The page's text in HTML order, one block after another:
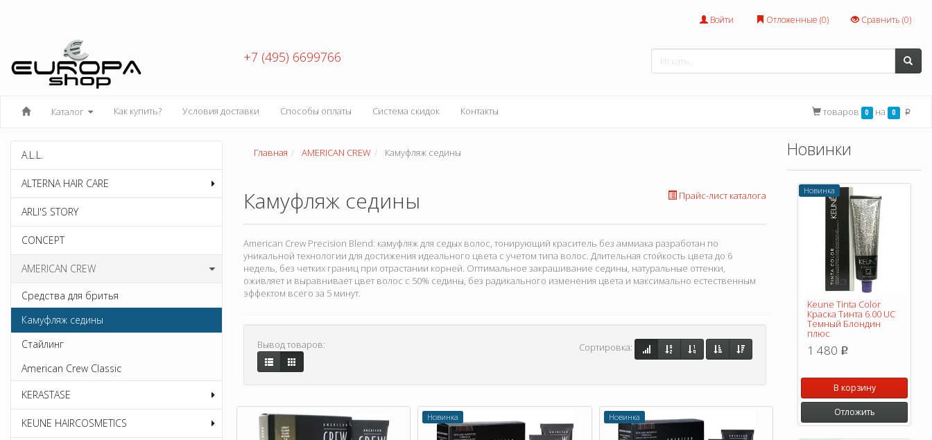
Войти Отложенные (0) Сравнить (0)
+7 (495) 6699766
Каталог Как купить? Условия доставки Способы оплаты Система скидок Контакты товаров 0 на 0 p
A.L.L.
ALTERNA HAIR CARE
ARLI'S STORY
CONCEPT
AMERICAN CREW
Средства для бритья
Камуфляж седины
Стайлинг
American Crew Classic
KERASTASE
KEUNE HAIRCOSMETICS
Главная AMERICAN CREW Камуфляж седины
Прайс-лист каталога
Камуфляж седины
American Crew Precision Blend: камуфляж для седых волос, тонирующий краситель без аммиака разработан по
уникальной технологии для достижения идеального цвета с учетом типа волос. Длительная стойкость цвета до 6
недель, без четких границ при отрастании корней. Оптимальное закрашивание седины, натуральные оттенки,
оживляет и выравнивает цвет волос с 50% седины, без радикального изменения цвета и максимально естественным
эффектом всего за 5 минут.
Вывод товаров: Сортировка:
Новинка Новинка
Новинки
Новинка
Keune Tinta Color
Краска Тинта 6.00 UC
Темный Блондин
плюс
1 480 p
В корзину
Отложить